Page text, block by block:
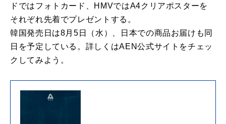
ドではフォトカード、HMVではA4クリアポスターを
それぞれ先着でプレゼントする。
韓国発売日は8月5日（水）、日本での商品お届けも同
日を予定している。詳しくはAEN公式サイトをチェッ
クしてみよう。